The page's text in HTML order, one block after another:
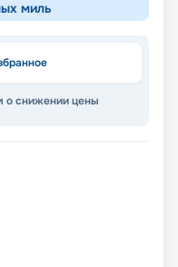
миль
о снижении цены